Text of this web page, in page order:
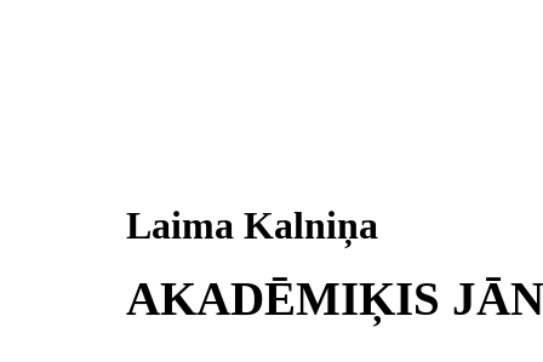
Laima Kalniņa
AKADĒMIĶIS